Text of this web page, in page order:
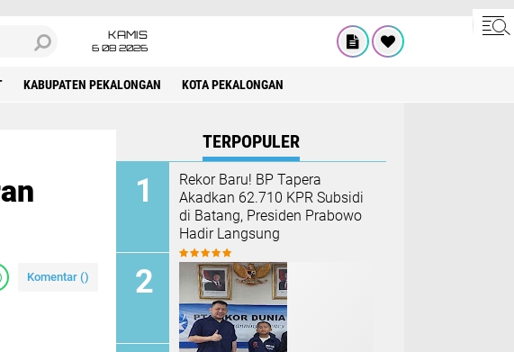
KAMIS
6 08 2026
KABUPATEN PEKALONGAN KOTA PEKALONGAN
Komentar ()
TERPOPULER
Rekor Baru! BP Tapera
Akadkan 62.710 KPR Subsidi
di Batang, Presiden Prabowo
Hadir Langsung